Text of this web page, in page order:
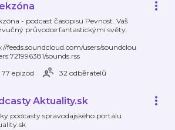
- podcast časopisu Pevnost. Váš
průvodce fantastickými světy.
feeds.soundcloud.com/users/soundclou
sounds.rss
77 epizod
32 odběratelů
Aktuality.sk
podcasty spravodajského portálu